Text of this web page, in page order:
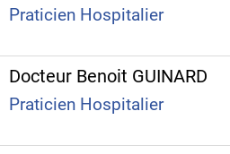
Praticien Hospitalier
Docteur Benoit GUINARD
Praticien Hospitalier